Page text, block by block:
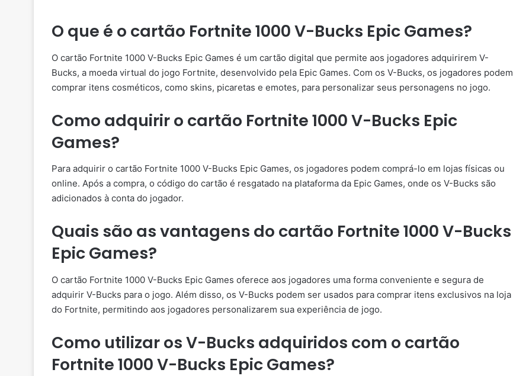
O que é o cartão Fortnite 1000 V-Bucks Epic Games?
O cartão Fortnite 1000 V-Bucks Epic Games é um cartão digital que permite aos jogadores adquirirem V-
Bucks, a moeda virtual do jogo Fortnite, desenvolvido pela Epic Games. Com os V-Bucks, os jogadores podem
comprar itens cosméticos, como skins, picaretas e emotes, para personalizar seus personagens no jogo.
Como adquirir o cartão Fortnite 1000 V-Bucks Epic
Games?
Para adquirir o cartão Fortnite 1000 V-Bucks Epic Games, os jogadores podem comprá-lo em lojas físicas ou
online. Após a compra, o código do cartão é resgatado na plataforma da Epic Games, onde os V-Bucks são
adicionados à conta do jogador.
Quais são as vantagens do cartão Fortnite 1000 V-Bucks
Epic Games?
O cartão Fortnite 1000 V-Bucks Epic Games oferece aos jogadores uma forma conveniente e segura de
adquirir V-Bucks para o jogo. Além disso, os V-Bucks podem ser usados para comprar itens exclusivos na loja
do Fortnite, permitindo aos jogadores personalizarem sua experiência de jogo.
Como utilizar os V-Bucks adquiridos com o cartão
Fortnite 1000 V-Bucks Epic Games?